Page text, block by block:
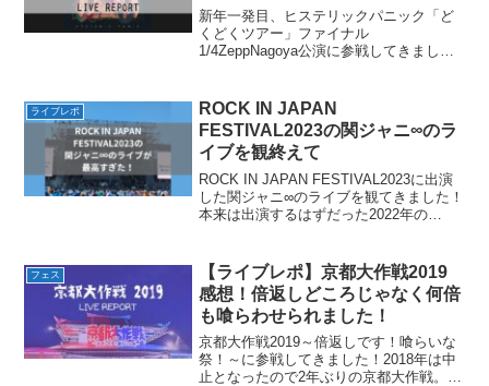
新年一発目、ヒステリックパニック「ど
くどくツアー」ファイナル
1/4ZeppNagoya公演に参戦してきまし
ま勢いでチケット取っちゃって2019年の
ライブ初めをヒステリッ...
ライブレポ
ROCK IN JAPAN
FESTIVAL2023の関ジャニ∞のラ
イブを観終えて
ROCK IN JAPAN FESTIVAL2023に出演
した関ジャニ∞のライブを観てきました！
本来は出演するはずだった2022年の
ンジがついに果た...
フェス
【ライブレポ】京都大作戦2019
感想！倍返しどころじゃなく何倍
も喰らわせられました！
京都大作戦2019～倍返しです！喰らいな
祭！～に参戦してきました！2018年は中
止となったので2年ぶりの京都大作戦。さ